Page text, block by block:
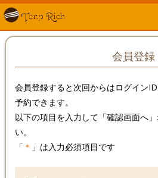
会員登録
会員登録すると次回からはログイン
予約できます。
以下の項目を入力して「確認画面へ
い。
「 ＊ 」は入力必須項目です